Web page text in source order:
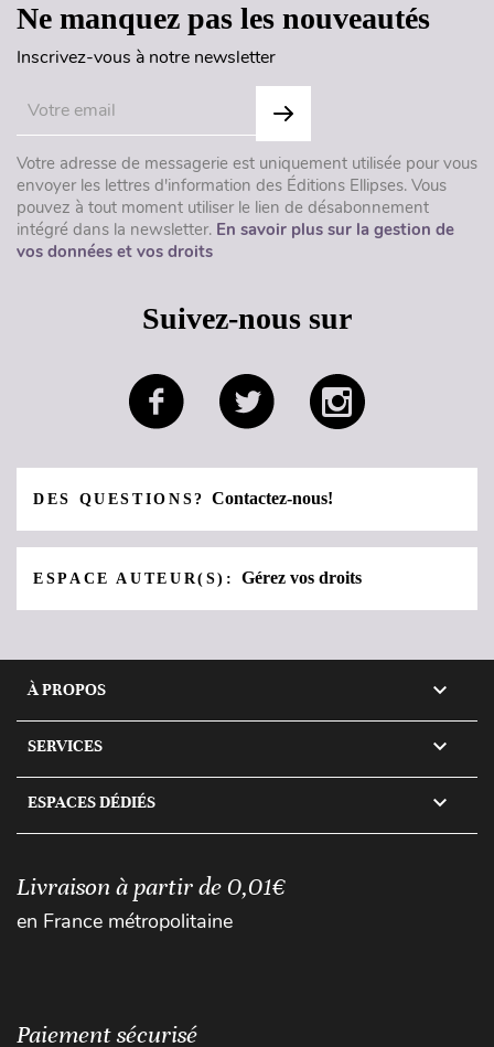
Ne manquez pas les nouveautés
Inscrivez-vous à notre newsletter
Votre adresse de messagerie est uniquement utilisée pour vous
envoyer les lettres d'information des Éditions Ellipses. Vous
pouvez à tout moment utiliser le lien de désabonnement
intégré dans la newsletter. En savoir plus sur la gestion de
vos données et vos droits
Suivez-nous sur
DES QUESTIONS?Contactez-nous!
ESPACE AUTEUR(S):Gérez vos droits
À PROPOS 
SERVICES 
ESPACES DÉDIÉS 
Livraison à partir de 0,01€
en France métropolitaine
Paiement sécurisé